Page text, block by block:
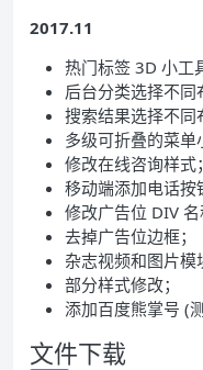
2017.11
热门标签 3D 小工
后台分类选择不同
搜索结果选择不同
多级可折叠的菜单
修改在线咨询样式；
移动端添加电话按
修改广告位 DIV 名
去掉广告位边框；
杂志视频和图片模
部分样式修改；
添加百度熊掌号 (
文件下载